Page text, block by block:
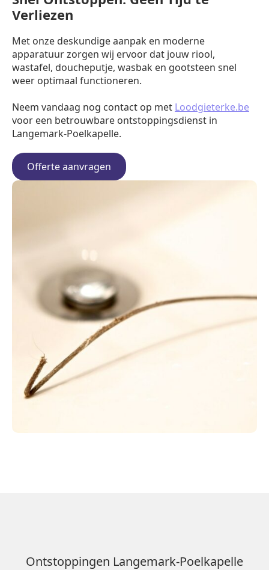
Verliezen
Met onze deskundige aanpak en moderne
apparatuur zorgen wij ervoor dat jouw riool,
wastafel, doucheputje, wasbak en gootsteen snel
weer optimaal functioneren.
Neem vandaag nog contact op met Loodgieterke.be
voor een betrouwbare ontstoppingsdienst in
Langemark-Poelkapelle.
Offerte aanvragen
Ontstoppingen Langemark-Poelkapelle